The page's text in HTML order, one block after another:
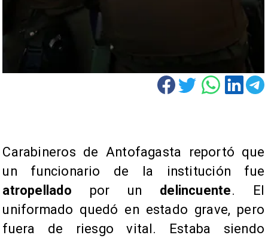
Carabineros de Antofagasta reportó que
un funcionario de la institución fue
atropellado por un delincuente. El
uniformado quedó en estado grave, pero
fuera de riesgo vital. Estaba siendo